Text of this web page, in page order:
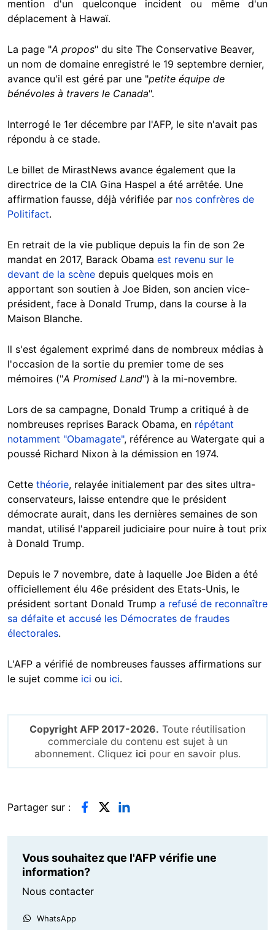
mention d'un quelconque incident ou même d'un
déplacement à Hawaï.
La page "A propos" du site The Conservative Beaver,
un nom de domaine enregistré le 19 septembre dernier,
avance qu'il est géré par une "petite équipe de
bénévoles à travers le Canada".
Interrogé le 1er décembre par l'AFP, le site n'avait pas
répondu à ce stade.
Le billet de MirastNews avance également que la
directrice de la CIA Gina Haspel a été arrêtée. Une
affirmation fausse, déjà vérifiée par nos confrères de
Politifact.
En retrait de la vie publique depuis la fin de son 2e
mandat en 2017, Barack Obama est revenu sur le
devant de la scène depuis quelques mois en
apportant son soutien à Joe Biden, son ancien vice-
président, face à Donald Trump, dans la course à la
Maison Blanche.
Il s'est également exprimé dans de nombreux médias à
l'occasion de la sortie du premier tome de ses
mémoires ("A Promised Land") à la mi-novembre.
Lors de sa campagne, Donald Trump a critiqué à de
nombreuses reprises Barack Obama, en répétant
notamment "Obamagate", référence au Watergate qui a
poussé Richard Nixon à la démission en 1974.
Cette théorie, relayée initialement par des sites ultra-
conservateurs, laisse entendre que le président
démocrate aurait, dans les dernières semaines de son
mandat, utilisé l'appareil judiciaire pour nuire à tout prix
à Donald Trump.
Depuis le 7 novembre, date à laquelle Joe Biden a été
officiellement élu 46e président des Etats-Unis, le
président sortant Donald Trump a refusé de reconnaître
sa défaite et accusé les Démocrates de fraudes
électorales.
L'AFP a vérifié de nombreuses fausses affirmations sur
le sujet comme ici ou ici.
Copyright AFP 2017-2026. Toute réutilisation
commerciale du contenu est sujet à un
abonnement. Cliquez ici pour en savoir plus.
Partager sur :
Vous souhaitez que l'AFP vérifie une
information?
Nous contacter
WhatsApp